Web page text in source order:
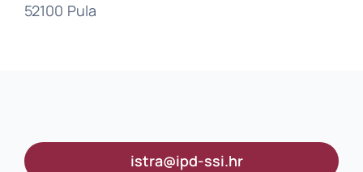
52100 Pula
istra@ipd-ssi.hr